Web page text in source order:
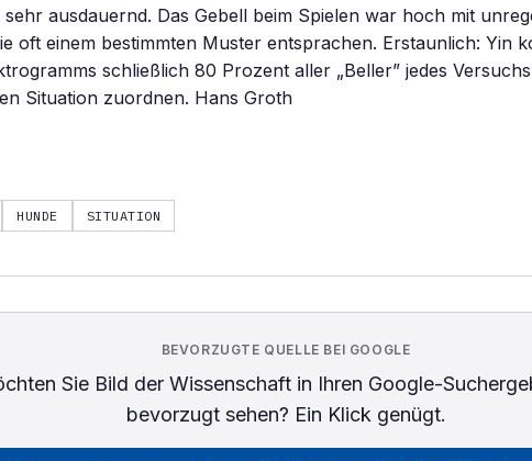
ausdauernd. Das Gebell beim Spielen war hoch mit
oft einem bestimmten Muster entsprachen. Erstaunlich: Yin
schließlich 80 Prozent aller „Beller” jedes
Situation zuordnen. Hans Groth
HUNDE SITUATION
BEVORZUGTE QUELLE BEI GOOGLE
Sie Bild der Wissenschaftin Ihren Google-
bevorzugt sehen? Ein Klick genügt.